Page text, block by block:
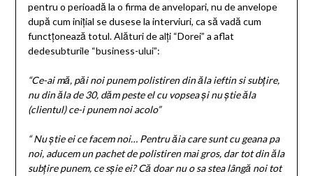
pentru o perioadă la o firma de anvelopari, nu de anvelope
după cum inițial se dusese la interviuri, ca să vadă cum
functțonează totul. Alături de alți “Dorei” a aflat
dedesubturile “business-ului”:
“Ce-ai mă, păi noi punem polistiren din ăla ieftin si subțire,
nu din ăla de 30, dăm peste el cu vopsea și nu știe ăla
(clientul) ce-i punem noi acolo”
“ Nu știe ei ce facem noi… Pentru ăia care sunt cu geana pa
noi, aducem un pachet de polistiren mai gros, dar tot din ăla
subțire punem, ce sșie ei? Că doar nu o sa stea lângă noi tot